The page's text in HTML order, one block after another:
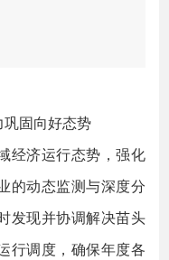
固向好态势
济运行态势，强化
的动态监测与深度分
发现并协调解决苗头
行调度，确保年度各